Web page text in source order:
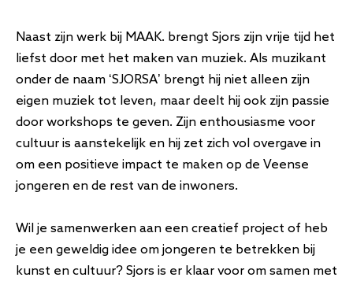
Naast zijn werk bij MAAK. brengt Sjors zijn vrije tijd het
liefst door met het maken van muziek. Als muzikant
onder de naam ‘SJORSA’ brengt hij niet alleen zijn
eigen muziek tot leven, maar deelt hij ook zijn passie
door workshops te geven. Zijn enthousiasme voor
cultuur is aanstekelijk en hij zet zich vol overgave in
om een positieve impact te maken op de Veense
jongeren en de rest van de inwoners.
Wil je samenwerken aan een creatief project of heb
je een geweldig idee om jongeren te betrekken bij
kunst en cultuur? Sjors is er klaar voor om samen met